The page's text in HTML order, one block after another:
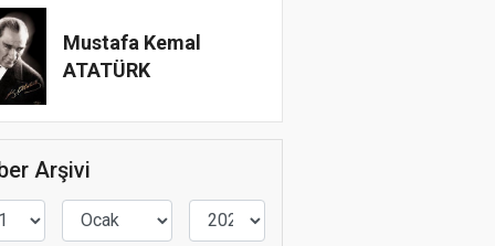
Mustafa Kemal
ATATÜRK
Arşivi